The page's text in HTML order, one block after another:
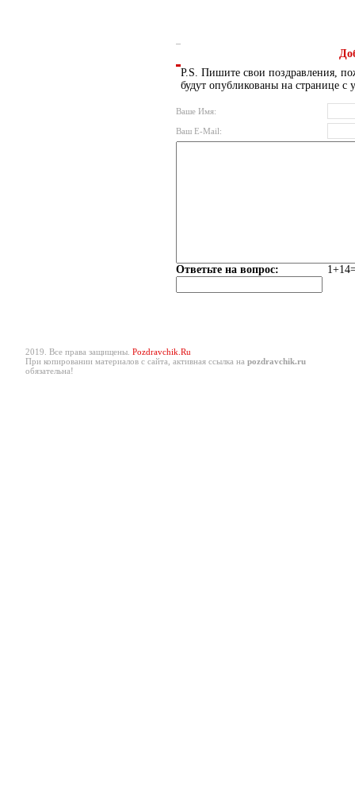
P.S. Пишите свои поздравления,
будут опубликованы на странице с
Ваше Имя:
Ваш E-Mail:
Ответьте на вопрос:
2019. Все права защищены. Pozdravchik.Ru
При копировании материалов с сайта, активная ссылка на pozdravchik.ru
обязательна!